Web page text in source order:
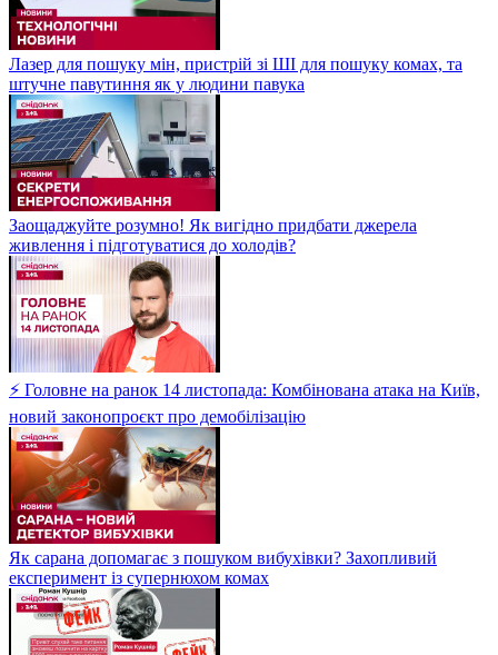
Лазер для пошуку мін, пристрій зі ШІ для пошуку комах, та
штучне павутиння як у людини павука
Заощаджуйте розумно! Як вигідно придбати джерела
живлення і підготуватися до холодів?
⚡ Головне на ранок 14 листопада: Комбінована атака на Київ,
новий законопроєкт про демобілізацію
Як сарана допомагає з пошуком вибухівки? Захопливий
експеримент із супернюхом комах